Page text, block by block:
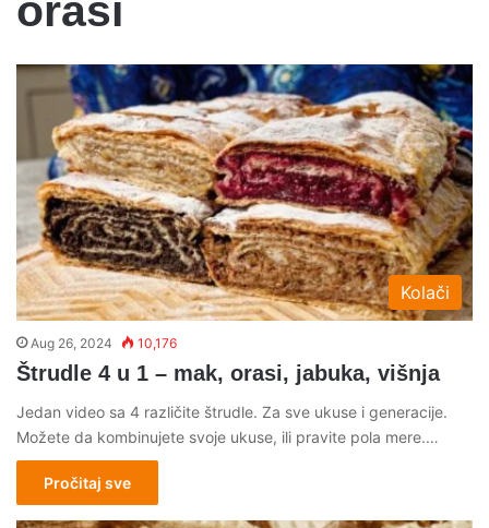
orasi
Kolači
Aug 26, 2024 10,176
Štrudle 4 u 1 – mak, orasi, jabuka, višnja
Jedan video sa 4 različite štrudle. Za sve ukuse i generacije.
Možete da kombinujete svoje ukuse, ili pravite pola mere.…
Pročitaj sve